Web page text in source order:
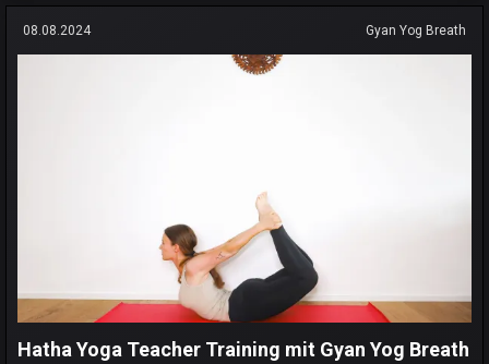
08.08.2024 Gyan Yog Breath
Hatha Yoga Teacher Training mit Gyan Yog Breath